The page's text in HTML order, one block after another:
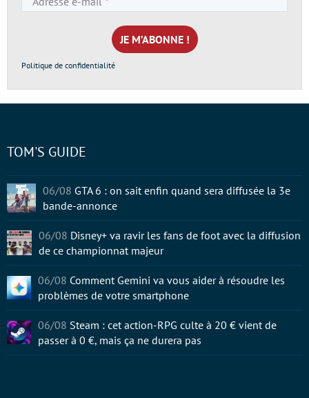
e-
mail
*
Politique de confidentialité
TOM'S GUIDE
06/08 GTA 6 : on sait enfin quand sera diffusée la 3e
bande-annonce
06/08 Disney+ va ravir les fans de foot avec la diffusion
de ce championnat majeur
06/08 Comment Gemini va vous aider à résoudre les
problèmes de votre smartphone
06/08 Steam : cet action-RPG culte à 20 € vient de
passer à 0 €, mais ça ne durera pas